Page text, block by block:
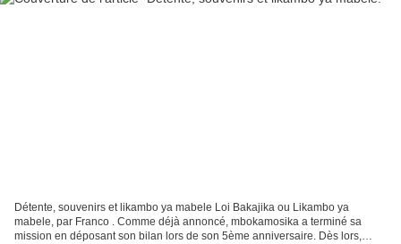
Détente, souvenirs et likambo ya mabele Loi Bakajika ou Likambo ya
mabele, par Franco . Comme déjà annoncé, mbokamosika a terminé sa
mission en déposant son bilan lors de son 5ème anniversaire. Dès lors,